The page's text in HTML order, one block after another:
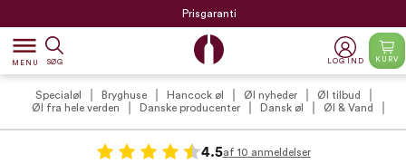
dehaze
MENU SØG LOG IND KURV
Specialøl Bryghuse Hancock øl Øl nyheder
Øl tilbud
Øl fra hele verden
Danske producenter Dansk øl Øl & Vand
4.5af 10 anmeldelser